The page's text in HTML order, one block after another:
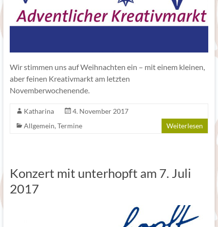
Wir stimmen uns auf Weihnachten ein – mit einem kleinen,
aber feinen Kreativmarkt am letzten
Novemberwochenende.
Katharina
4. November 2017
Allgemein, Termine Weiterlesen
Konzert mit unterhopft am 7. Juli
2017